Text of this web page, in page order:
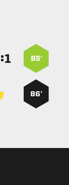
85’
:
86’